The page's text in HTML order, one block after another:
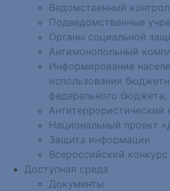
Ведомственный
Подведомственные
Органы социальной
Антимонопольный
Информирование
использования
федерального
Антитеррористический
Национальный проект
Защита информации
Всероссийский
Доступная среда
Документы